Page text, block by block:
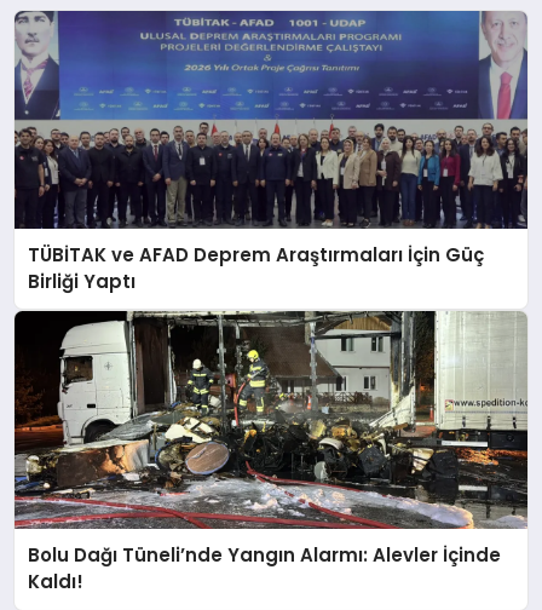
TÜBİTAK ve AFAD Deprem Araştırmaları İçin Güç
Birliği Yaptı
Bolu Dağı Tüneli’nde Yangın Alarmı: Alevler İçinde
Kaldı!